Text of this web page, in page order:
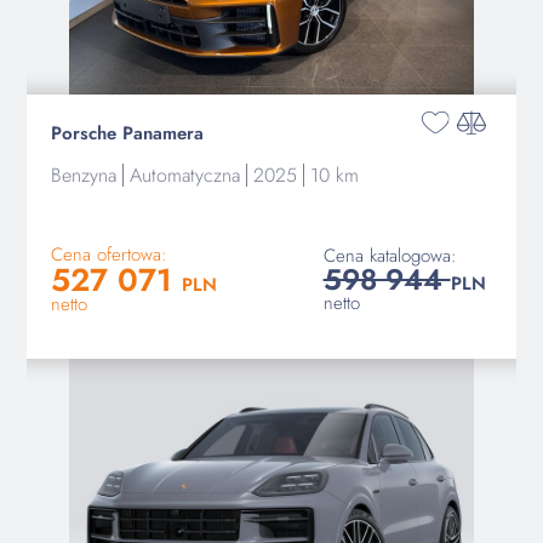
Porsche Panamera
Benzyna Automatyczna 2025 10 km
Cena ofertowa:
527 071 PLN
netto
Cena katalogowa:
598 944PLN
netto